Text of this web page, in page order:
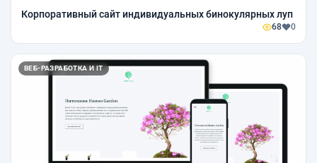
Корпоративный сайт индивидуальных бинокулярных луп
68 0
ВЕБ-РАЗРАБОТКА И IT